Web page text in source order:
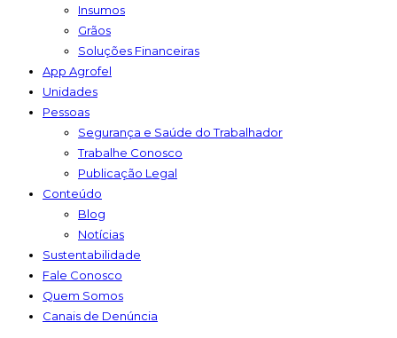
Insumos
Grãos
Soluções Financeiras
App Agrofel
Unidades
Pessoas
Segurança e Saúde do Trabalhador
Trabalhe Conosco
Publicação Legal
Conteúdo
Blog
Notícias
Sustentabilidade
Fale Conosco
Quem Somos
Canais de Denúncia